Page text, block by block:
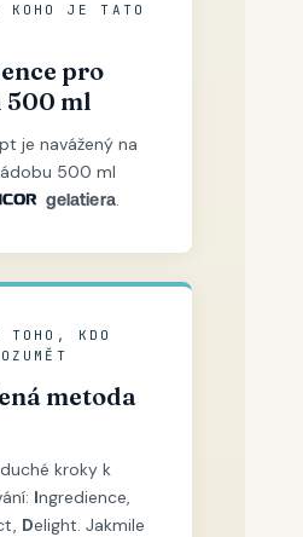
JE TATO
pro
500 ml
je navážený na
500 ml
gelatiera.
KDO
metoda
kroky k
Ingredience,
Delight. Jakmile